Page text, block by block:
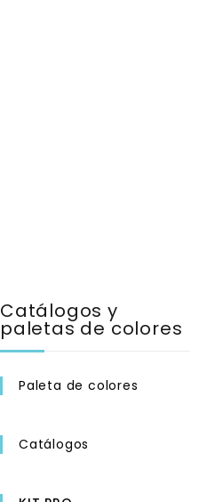
Catálogos y
paletas de colores
Paleta de colores
Catálogos